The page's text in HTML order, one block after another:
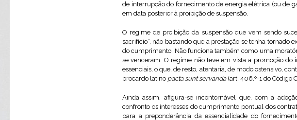
de interrupção do fornecimento de energia elétrica (ou de
em data posterior à proibição de suspensão.
O regime de proibição da suspensão que vem sendo
sacrifício”, não bastando que a prestação se tenha tornado
do cumprimento. Não funciona também como uma
se venceram. O regime não teve em vista a promoção
essenciais, o que, de resto, atentaria, de modo ostensivo,
brocardo latino pacta sunt servanda(art. 406.º-1 do Código
Ainda assim, afigura-se incontornável que, com a
confronto os interesses do cumprimento pontual dos
para a preponderância da essencialidade do